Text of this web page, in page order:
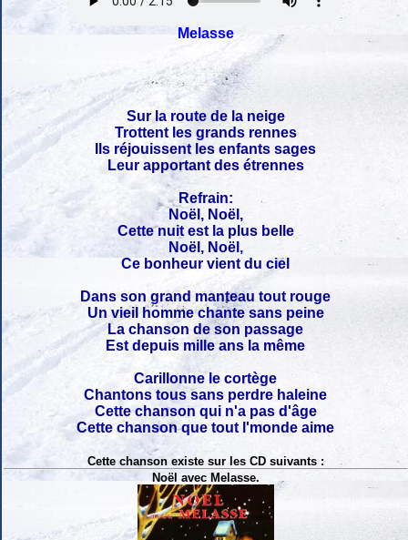
Melasse
Sur la route de la neige
Trottent les grands rennes
Ils réjouissent les enfants sages
Leur apportant des étrennes
Refrain:
Noël, Noël,
Cette nuit est la plus belle
Noël, Noël,
Ce bonheur vient du ciel
Dans son grand manteau tout rouge
Un vieil homme chante sans peine
La chanson de son passage
Est depuis mille ans la même
Carillonne le cortège
Chantons tous sans perdre haleine
Cette chanson qui n'a pas d'âge
Cette chanson que tout l'monde aime
Cette chanson existe sur les CD suivants :
Noël avec Melasse.